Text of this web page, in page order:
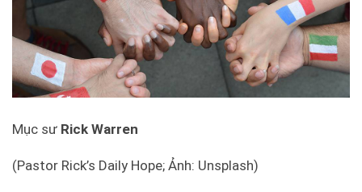
Mục sư Rick Warren
(Pastor Rick’s Daily Hope; Ảnh: Unsplash)